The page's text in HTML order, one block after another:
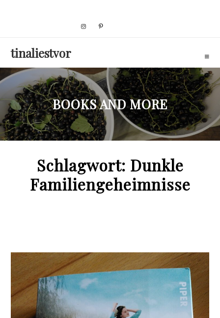
tinaliestvor
BOOKS AND MORE
Schlagwort: Dunkle
Familiengeheimnisse